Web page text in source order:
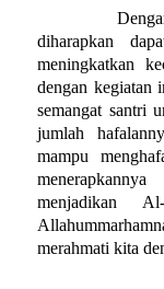
Dengan
diharapkan
meningkatkan
dengan kegiatan
semangat santri
jumlah
mampu
menjadikan
merahmati kita